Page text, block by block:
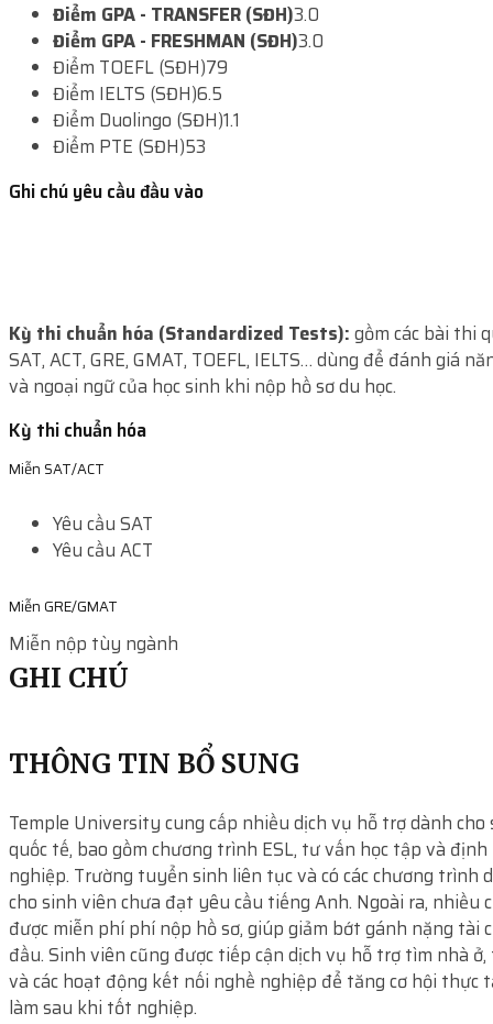
Kỳ thi chuẩn hóa (Standardized Tests): gồm các bài thi
SAT, ACT, GRE, GMAT, TOEFL, IELTS… dùng để đánh giá
và ngoại ngữ của học sinh khi nộp hồ sơ du học.
Kỳ thi chuẩn hóa
Miễn SAT/ACT
Yêu cầu SAT
Yêu cầu ACT
Miễn GRE/GMAT
Miễn nộp tùy ngành
Điểm GPA - TRANSFER (SĐH)3.0
Điểm GPA - FRESHMAN (SĐH)3.0
Điểm TOEFL (SĐH)79
Điểm IELTS (SĐH)6.5
Điểm Duolingo (SĐH)1.1
Điểm PTE (SĐH)53
Ghi chú yêu cầu đầu vào
THÔNG TIN BỔ SUNG
Temple University cung cấp nhiều dịch vụ hỗ trợ dành cho
quốc tế, bao gồm chương trình ESL, tư vấn học tập và
nghiệp. Trường tuyển sinh liên tục và có các chương trình
cho sinh viên chưa đạt yêu cầu tiếng Anh. Ngoài ra, nhiều
được miễn phí phí nộp hồ sơ, giúp giảm bớt gánh nặng tài
đầu. Sinh viên cũng được tiếp cận dịch vụ hỗ trợ tìm nhà
và các hoạt động kết nối nghề nghiệp để tăng cơ hội thực
làm sau khi tốt nghiệp.
GHI CHÚ